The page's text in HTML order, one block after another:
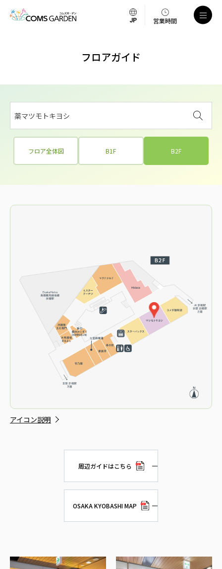
営業時間
フロアガイド
薬マツモトキヨシ
フロア全体図 B1F B2F
アイコン説明
周辺ガイドはこちら
OSAKA KYOBASHI MAP